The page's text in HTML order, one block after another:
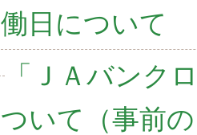
働日について
「ＪＡバンク
ついて（事前